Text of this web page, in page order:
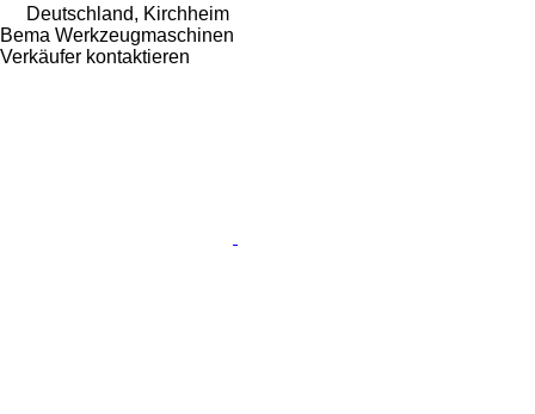
Deutschland, Kirchheim
Bema Werkzeugmaschinen
Verkäufer kontaktieren